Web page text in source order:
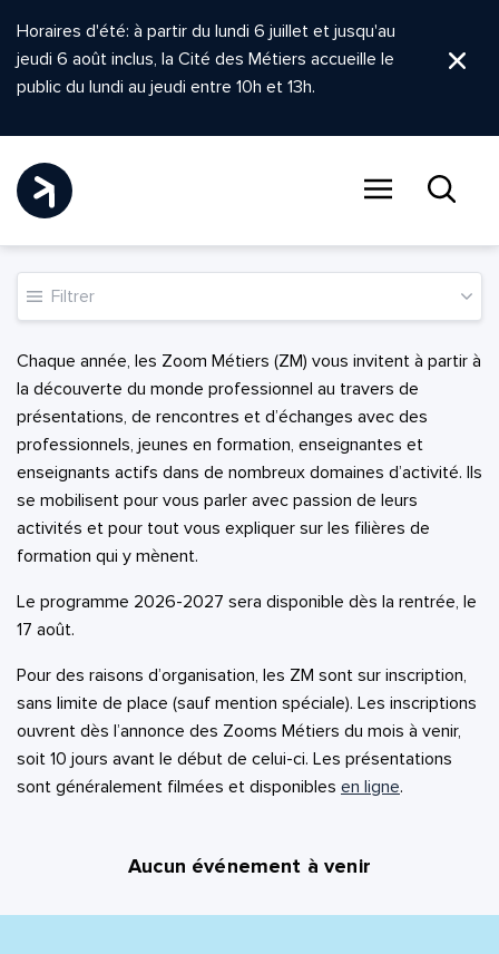
Horaires d'été: à partir du lundi 6 juillet et jusqu'au
jeudi 6 août inclus, la Cité des Métiers accueille le
public du lundi au jeudi entre 10h et 13h.
Filtrer
Chaque année, les Zoom Métiers (ZM) vous invitent à partir à
la découverte du monde professionnel au travers de
présentations, de rencontres et d’échanges avec des
professionnels, jeunes en formation, enseignantes et
enseignants actifs dans de nombreux domaines d’activité. Ils
se mobilisent pour vous parler avec passion de leurs
activités et pour tout vous expliquer sur les filières de
formation qui y mènent.
Le programme 2026-2027 sera disponible dès la rentrée, le
17 août.
Pour des raisons d’organisation, les ZM sont sur inscription,
sans limite de place (sauf mention spéciale). Les inscriptions
ouvrent dès l’annonce des Zooms Métiers du mois à venir,
soit 10 jours avant le début de celui-ci. Les présentations
sont généralement filmées et disponibles en ligne.
Aucun événement à venir